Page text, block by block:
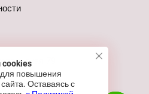
79
повышения
Оставаясь с